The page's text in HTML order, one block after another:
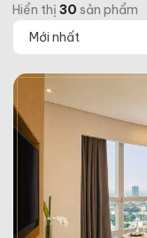
Hiển thị 30 sản phẩm